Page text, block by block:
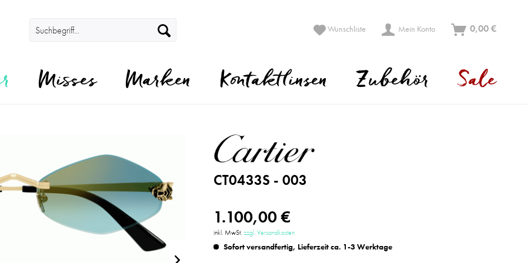
Wunschliste Mein Konto 0,00 €
Misses Marken Kontaktlinsen Zubehör Sale
CT0433S - 003
1.100,00 €
inkl. MwSt.zzgl. Versandkosten
Sofort versandfertig, Lieferzeit ca. 1-3 Werktage